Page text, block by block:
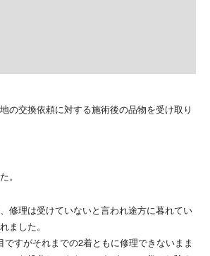
の交換依頼に対する施術後の品物を受け取り
。
修理は受けていないと言われ途方に暮れてい
ました。
ですがそれまでの2着ともに修理できないまま